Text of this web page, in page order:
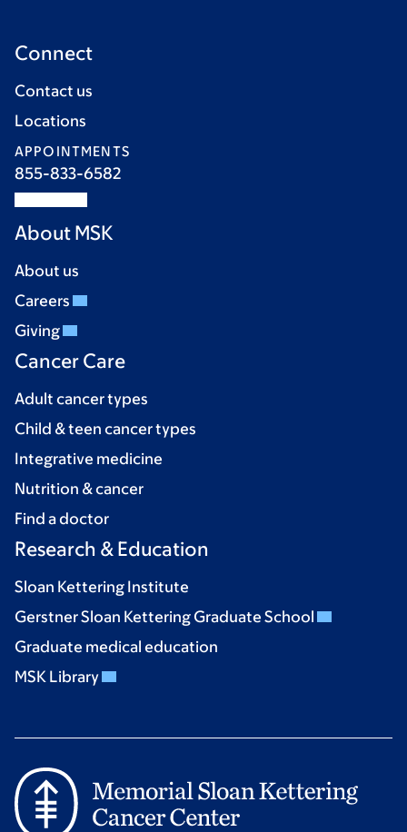
Connect
Contact us
Locations
APPOINTMENTS
855-833-6582
About MSK
About us
Careers
Giving
Cancer Care
Adult cancer types
Child & teen cancer types
Integrative medicine
Nutrition & cancer
Find a doctor
Research & Education
Sloan Kettering Institute
Gerstner Sloan Kettering Graduate School
Graduate medical education
MSK Library